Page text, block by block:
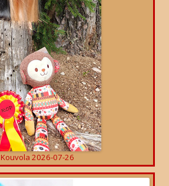
Kouvola 2026-07-26